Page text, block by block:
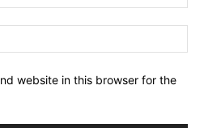
website in this browser for the